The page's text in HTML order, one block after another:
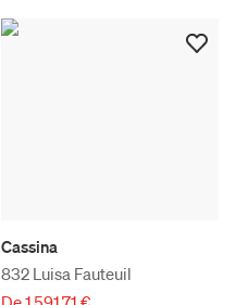
Cassina
832 Luisa Fauteuil